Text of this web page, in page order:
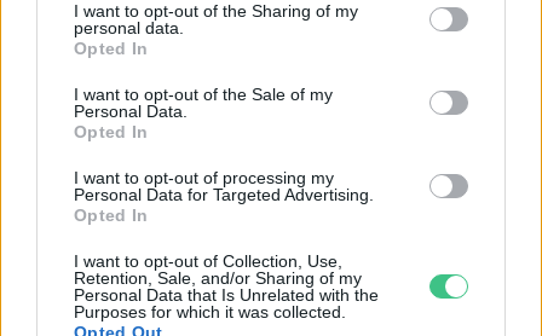
I want to opt-out of the Sharing of my
personal data.
Opted In
I want to opt-out of the Sale of my
Personal Data.
Opted In
I want to opt-out of processing my
Personal Data for Targeted Advertising.
Opted In
I want to opt-out of Collection, Use,
Retention, Sale, and/or Sharing of my
Personal Data that Is Unrelated with the
Purposes for which it was collected.